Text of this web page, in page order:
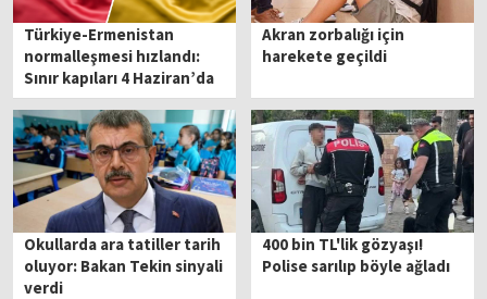
Türkiye-Ermenistan
normalleşmesi hızlandı:
Sınır kapıları 4 Haziran’da
açılabilir
Akran zorbalığı için
harekete geçildi
Okullarda ara tatiller tarih
oluyor: Bakan Tekin sinyali
verdi
400 bin TL'lik gözyaşı!
Polise sarılıp böyle ağladı